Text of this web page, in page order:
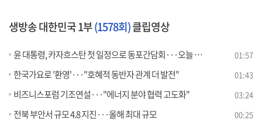
생방송 대한민국 1부(1578회)클립영상
윤 대통령, 카자흐스탄 첫 일정으로 동포간담회···오늘 정상회담 01:57
한국가요로 '환영'···"호혜적 동반자 관계 더 발전" 01:43
비즈니스포럼 기조연설···"에너지 분야 협력 고도화" 03:24
전북 부안서 규모 4.8 지진···올해 최대 규모 00:25